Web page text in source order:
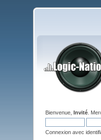
Bienvenue,Invité .
Connexion avec